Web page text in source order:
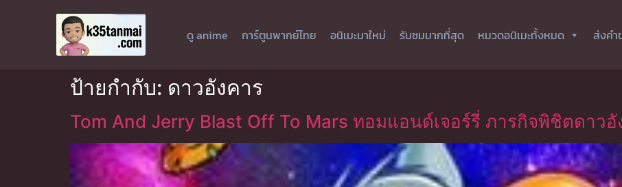
ดู anime การ์ตูนพากย์ไทย อนิเมะมาใหม่ รับชมมากที่สุด หมวดอนิเมะทั้งหมด ส่งคำ
ป้ายกำกับ: ดาวอังคาร
Tom And Jerry Blast Off To Mars ทอมแอนด์เจอร์รี่ ภารกิจพิชิตดาวอั